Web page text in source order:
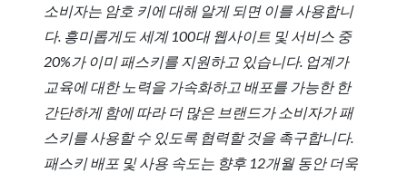
소비자는 암호 키에 대해 알게 되면 이를 사용합니
다. 흥미롭게도 세계 100대 웹사이트 및 서비스 중
20%가 이미 패스키를 지원하고 있습니다. 업계가
교육에 대한 노력을 가속화하고 배포를 가능한 한
간단하게 함에 따라 더 많은 브랜드가 소비자가 패
스키를 사용할 수 있도록 협력할 것을 촉구합니다.
패스키 배포 및 사용 속도는 향후 12개월 동안 더욱